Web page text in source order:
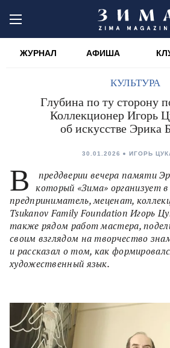
ЖУРНАЛ АФИША
КУЛЬТУРА
Глубина по ту сторону
Коллекционер Игорь
об искусстве Эрика
30.01.2026 ИГОРЬ
В
преддверии вечера памяти
который «Зима» организует
предприниматель, меценат,
Tsukanov Family Foundation Игорь
также рядом работ мастера,
своим взглядом на творчество
и рассказал о том, как
художественный язык.